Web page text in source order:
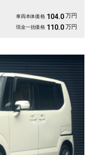
付きで高速移動もゆったり快
す😊
車両本体価格 104.0 万円
現金一括価格 110.0 万円